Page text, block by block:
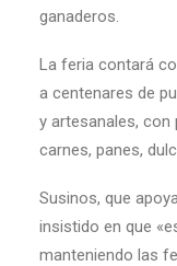
ganaderos.
La feria contará
a centenares de
y artesanales,
carnes, panes,
Susinos, que
insistido en que
manteniendo las